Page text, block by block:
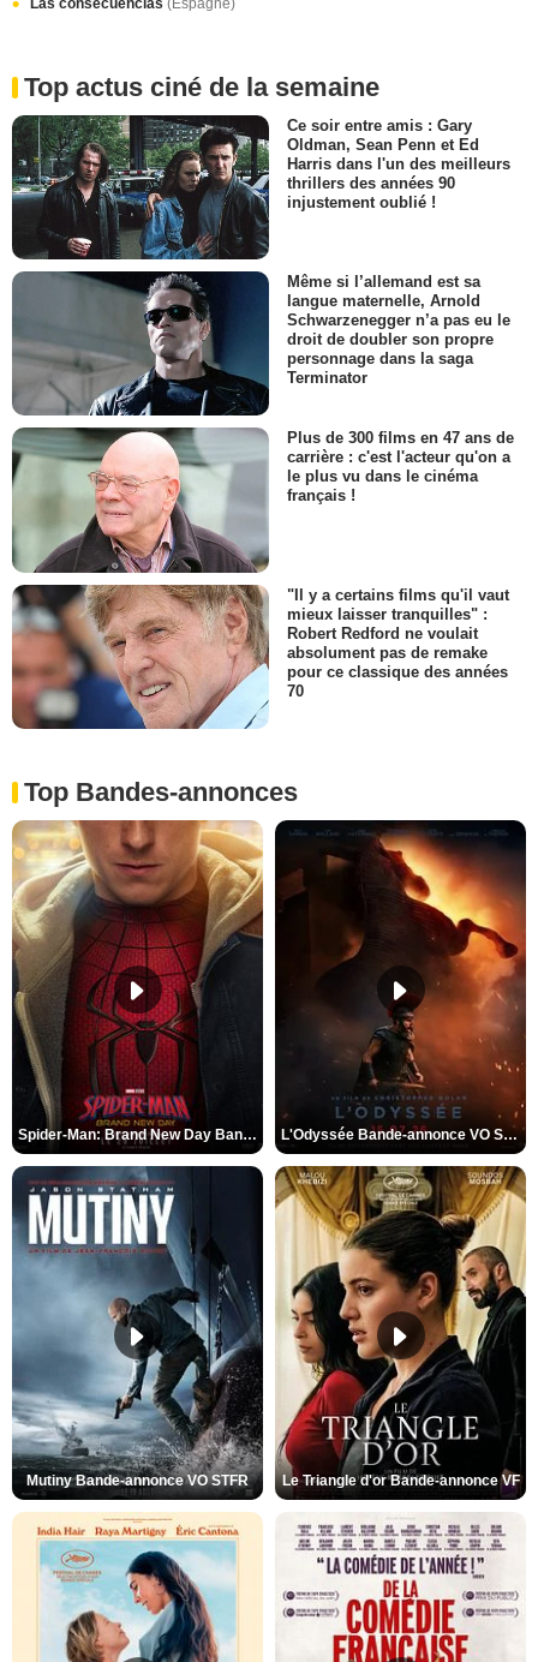
Top actus ciné de la semaine
Ce soir entre amis : Gary
Oldman, Sean Penn et Ed
Harris dans l'un des meilleurs
thrillers des années 90
injustement oublié !
Même si l’allemand est sa
langue maternelle, Arnold
Schwarzenegger n’a pas eu le
droit de doubler son propre
personnage dans la saga
Terminator
Plus de 300 films en 47 ans de
carrière : c'est l'acteur qu'on a
le plus vu dans le cinéma
français !
"Il y a certains films qu'il vaut
mieux laisser tranquilles" :
Robert Redford ne voulait
absolument pas de remake
pour ce classique des années
70
Top Bandes-annonces
Spider-Man: Brand New Day Bande-annonce VO STFR L'Odyssée Bande-annonce VO STFR
Mutiny Bande-annonce VO STFR Le Triangle d'or Bande-annonce VF